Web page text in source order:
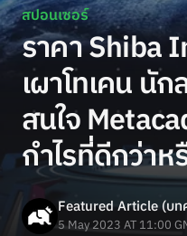
สปอนเซอร์
ราคา Shiba
เผาโทเคน นั
สนใจ
กำไรที่ดีกว่าห
Featured Article (บ
5 May 2023 AT 11:00